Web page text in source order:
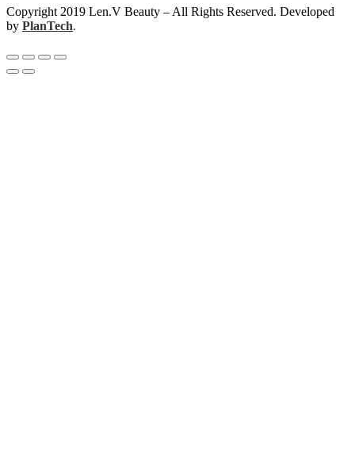
Copyright 2019 Len.V Beauty – All Rights Reserved. Developed
by PlanTech.